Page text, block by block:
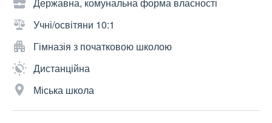
Державна, комунальна форма власності
Учні/освітяни 10:1
Гімназія з початковою школою
Дистанційна
Міська школа